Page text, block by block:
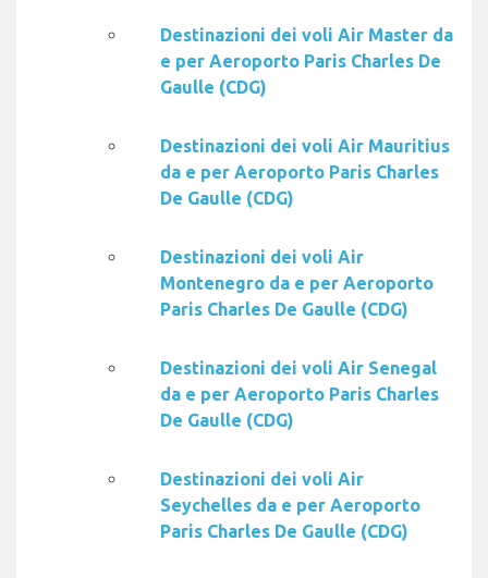
Destinazioni dei voli Air Master da
e per Aeroporto Paris Charles De
Gaulle (CDG)
Destinazioni dei voli Air Mauritius
da e per Aeroporto Paris Charles
De Gaulle (CDG)
Destinazioni dei voli Air
Montenegro da e per Aeroporto
Paris Charles De Gaulle (CDG)
Destinazioni dei voli Air Senegal
da e per Aeroporto Paris Charles
De Gaulle (CDG)
Destinazioni dei voli Air
Seychelles da e per Aeroporto
Paris Charles De Gaulle (CDG)